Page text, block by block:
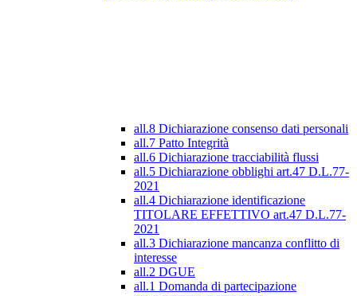
all.8 Dichiarazione consenso dati personali
all.7 Patto Integrità
all.6 Dichiarazione tracciabilità flussi
all.5 Dichiarazione obblighi art.47 D.L.77-
2021
all.4 Dichiarazione identificazione
TITOLARE EFFETTIVO art.47 D.L.77-
2021
all.3 Dichiarazione mancanza conflitto di
interesse
all.2 DGUE
all.1 Domanda di partecipazione